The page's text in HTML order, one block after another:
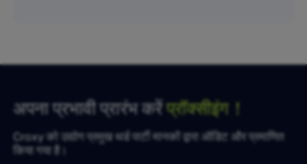
अपना प्रभावी प्रारंभ करेंप्रॉक्सीइंग！
Croxy को उद्योग प्रमुख थर्ड पार्टी मानकों द्वारा ऑडिट और प्रमाणित
किया गया है।